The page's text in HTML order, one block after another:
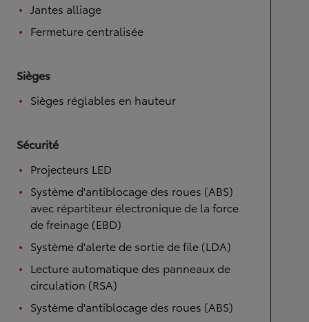
Jantes alliage
Fermeture centralisée
Sièges
Sièges réglables en hauteur
Sécurité
Projecteurs LED
Système d'antiblocage des roues (ABS)
avec répartiteur électronique de la force
de freinage (EBD)
Système d'alerte de sortie de file (LDA)
Lecture automatique des panneaux de
circulation (RSA)
Système d'antiblocage des roues (ABS)